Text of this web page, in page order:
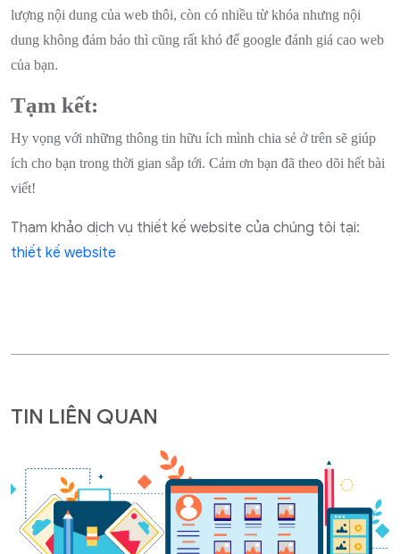
lượng nội dung của web thôi, còn có nhiều từ khóa nhưng nội
dung không đảm bảo thì cũng rất khó để google đánh giá cao web
của bạn.
Tạm kết:
Hy vọng với những thông tin hữu ích mình chia sẻ ở trên sẽ giúp
ích cho bạn trong thời gian sắp tới. Cảm ơn bạn đã theo dõi hết bài
viết!
Tham khảo dịch vụ thiết kế website của chúng tôi tại:
thiết kế website
TIN LIÊN QUAN